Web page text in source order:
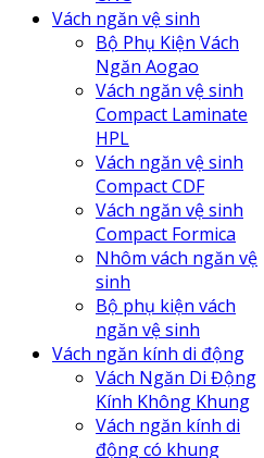
Vách ngăn vệ sinh
Bộ Phụ Kiện Vách
Ngăn Aogao
Vách ngăn vệ sinh
Compact Laminate
HPL
Vách ngăn vệ sinh
Compact CDF
Vách ngăn vệ sinh
Compact Formica
Nhôm vách ngăn vệ
sinh
Bộ phụ kiện vách
ngăn vệ sinh
Vách ngăn kính di động
Vách Ngăn Di Động
Kính Không Khung
Vách ngăn kính di
động có khung